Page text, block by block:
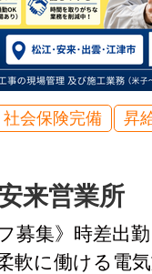
社会保険完備
昇
来営業所
募集》時差出
軟に働ける電